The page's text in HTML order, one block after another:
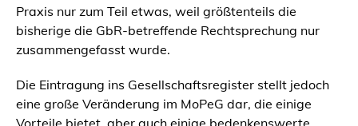
Praxis nur zum Teil etwas, weil größtenteils die
bisherige die GbR-betreffende Rechtsprechung nur
zusammengefasst wurde.
Die Eintragung ins Gesellschaftsregister stellt jedoch
eine große Veränderung im MoPeG dar, die einige